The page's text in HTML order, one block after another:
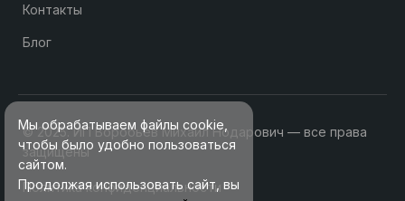
Контакты
Блог
© 2025. ИП Воробьев Михаил Нодарович — все права
защищены
Политика конфиденциальности
Мы обрабатываем файлы cookie,
чтобы было удобно пользоваться
сайтом.
Продолжая использовать сайт, вы